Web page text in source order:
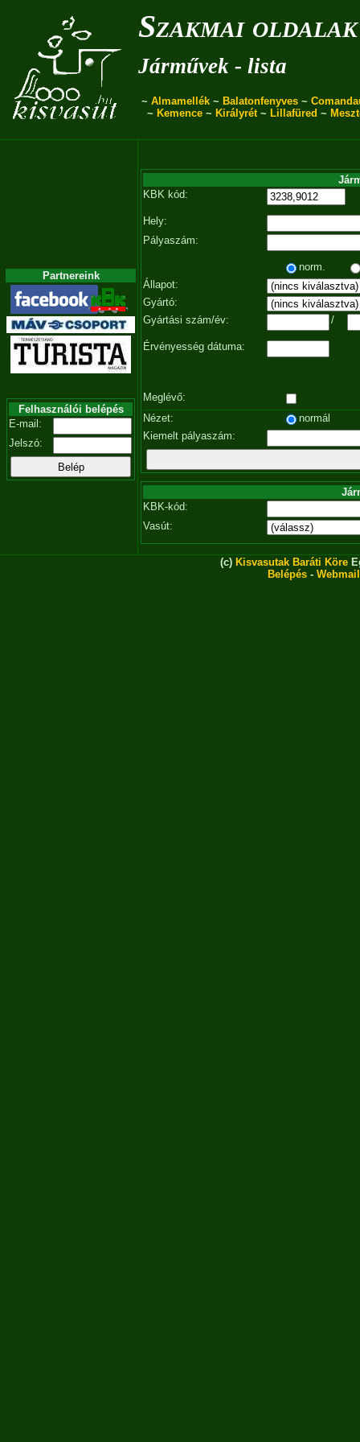
Szakmai oldalak
Járművek - lista
~ Almamellék ~ Balatonfenyves ~
~ Kemence~ Királyrét~ Lillafüred ~
Partnereink
Felhasználói belépés
E-mail:
Jelszó:
KBK kód:
Hely:
Pályaszám:
norm.
Állapot:
Gyártó:
Gyártási szám/év:
/
Érvényesség dátuma:
Meglévő:
Nézet:
normál
Kiemelt pályaszám:
KBK-kód:
Vasút:
(c) Kisvasutak Baráti Köre
Belépés - Webmail